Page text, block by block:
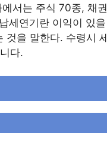
서는 주식 70종, 채
세연기란 이익이 있
것을 말한다. 수령시
다.